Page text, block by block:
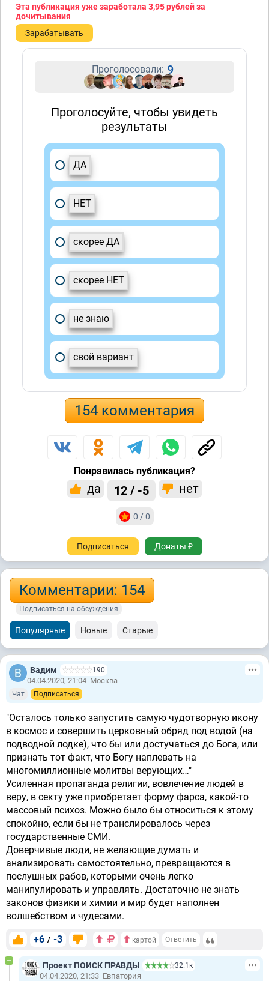
Эта публикация уже заработала 3,95 рублейза
дочитывания
Зарабатывать
Проголосовали: 9
Проголосуйте, чтобы увидеть
результаты
ДА
НЕТ
скорее ДА
скорее НЕТ
не знаю
свой вариант
154 комментария
Понравилась публикация?
да 12 / -5 нет
0 / 0
Подписаться Донаты ₽
Комментарии: 154
Подписаться на обсуждения
Популярные Новые Старые
Вадим 190
04.04.2020, 21:04 Москва
Чат Подписаться
"Осталось только запустить самую чудотворную икону
в космос и совершить церковный обряд под водой (на
подводной лодке), что бы или достучаться до Бога, или
признать тот факт, что Богу наплевать на
многомиллионные молитвы верующих…"
Усиленная пропаганда религии, вовлечение людей в
веру, в секту уже приобретает форму фарса, какой-то
массовый психоз. Можно было бы относиться к этому
спокойно, если бы не транслировалось через
государственные СМИ.
Доверчивые люди, не желающие думать и
анализировать самостоятельно, превращаются в
послушных рабов, которыми очень легко
манипулировать и управлять. Достаточно не знать
законов физики и химии и мир будет наполнен
волшебством и чудесами.
+6 / -3 картой Ответить
Проект ПОИСК ПРАВДЫ 32.1к
04.04.2020, 21:33 Евпатория